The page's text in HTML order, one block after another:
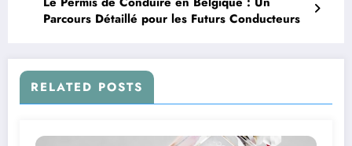
Parcours Détaillé pour les Futurs Conducteurs
RELATED POSTS